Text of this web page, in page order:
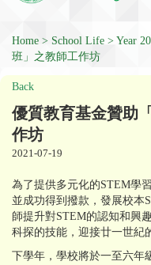
Home School Life Year
班」之教師工作坊
Back
優質教育基金贊助
作坊
2021-07-19
為了提供多元化的STEM學
並成功得到撥款，發展校本
師提升對STEM的認知和興
科探的技能，迎接廿一世紀
下學年，學校將於一至六年